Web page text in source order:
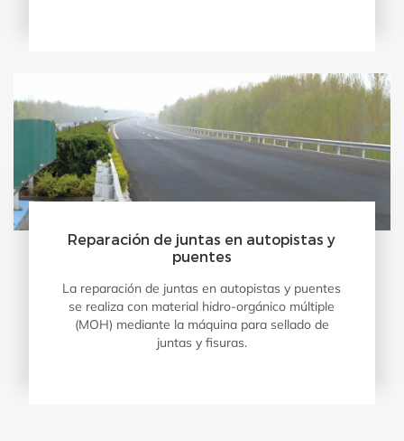
Reparación de juntas en autopistas y
puentes
La reparación de juntas en autopistas y puentes
se realiza con material hidro-orgánico múltiple
(MOH) mediante la máquina para sellado de
juntas y fisuras.